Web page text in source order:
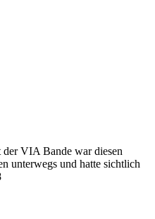
VIA Bande war diesen
unterwegs und hatte sichtlich